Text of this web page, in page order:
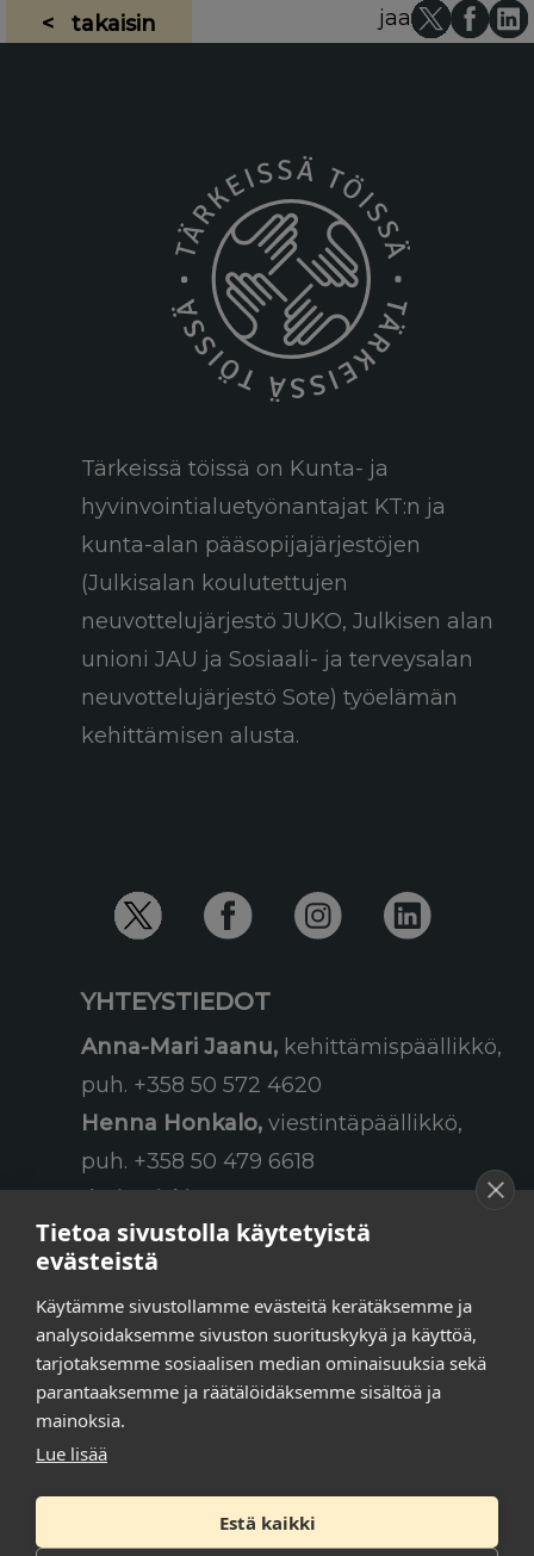
< takaisin jaa
Tärkeissä töissä on Kunta- ja
hyvinvointialuetyönantajat KT:n ja
kunta-alan pääsopijajärjestöjen
(Julkisalan koulutettujen
neuvottelujärjestö JUKO, Julkisen alan
unioni JAU ja Sosiaali- ja terveysalan
neuvottelujärjestö Sote) työelämän
kehittämisen alusta.
YHTEYSTIEDOT
Anna-Mari Jaanu, kehittämispäällikkö,
puh. +358 50 572 4620
Henna Honkalo, viestintäpäällikkö,
puh. +358 50 479 6618
tapahtumakoordinaattori,
puh. +358 45 130 3832
Susanna Laasio, sihteeri,
puh. +358 50 590 4619
tarkeissatoissa[a]kt.fi
Tilaa uutiskirje
Tietoa sivustolla käytetyistä
evästeistä
Käytämme sivustollamme evästeitä kerätäksemme ja
analysoidaksemme sivuston suorituskykyä ja käyttöä,
tarjotaksemme sosiaalisen median ominaisuuksia sekä
parantaaksemme ja räätälöidäksemme sisältöä ja
mainoksia.
Lue lisää
Estä kaikki